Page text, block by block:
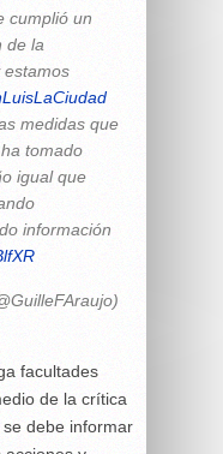
cumplió un
de la
estamos
medidas que
tomado
igual que
información
facultades
de la crítica
debe informar